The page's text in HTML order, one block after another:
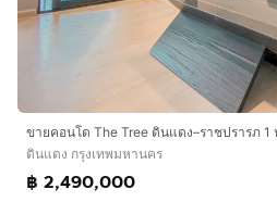
ดินแดง กรุงเทพมหานคร
฿ 2,490,000